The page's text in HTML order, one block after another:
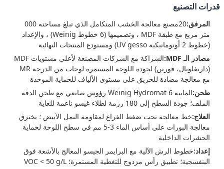
قدرات التصنيع
المرفق:
20مصنع معالجة الخشب المتكامل الذي تبلغ مساحته 000
متر مربع مع طبقة MDF ، وتصميمها (6 خطوط Weinig) ، والإعداد
(خطوط 2 أوتوماتيكية UV gesso) ومستودع المنتجات النهائية
مصادر الـ MDF:
الشراكة مع الشركات المصنعة لأعلى مستويات MDF
(داريغلوبال، فورين) لجودة اللوحة المستمرة ‬لوحات من الدرجة MR
مع معالجة مضادة للحريق على مستوى الألياف للحماية الموحدة
طحن:
المانية Weinig Hydromat 6 رؤوس صانعي مع طحن الدقة
الملف؛ جودة السطح إلى 180 رزمة لطلاء غيسو ناعمة للغاية
العلاج:خط معالجة تحت ضغط الفراغ لمقاومة النمل الأبيض ؛ يخترق
معالجة البورات على أساس الماء 3-5 مم في سطح اللوحة لحماية
الحشرات الداخلية
إعداد:خطوط الرش الآلية مع البرايمر الجيسو المعالج بالأشعة فوق
البنفسجية؛ تطبيق رأس مزدوج للتغطية المستمرة؛ VOC < 50 g/L